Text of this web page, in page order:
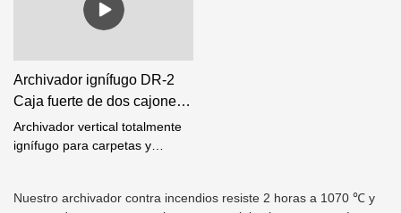
Nuestro archivador contra incendios resiste 2 horas a 1070 ℃ y
Cada cajón está aislado
individualmente contra el
los cajones están asegurados
por una cerradura manual*
Elección de 3 tama?os,
versiones de 2, 3 o 4 cajones
independiente* Todos los
Archivador ignífugo DR-2
Caja fuerte de dos cajones-
Weierxin Safe
Archivador vertical totalmente
ignífugo para carpetas y
extremadamente duraderos